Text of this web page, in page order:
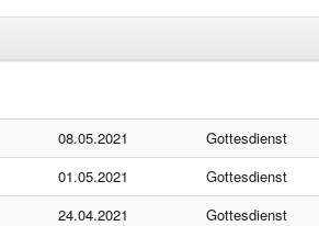
08.05.2021
Gottesdienst
01.05.2021
Gottesdienst
24.04.2021
Gottesdienst